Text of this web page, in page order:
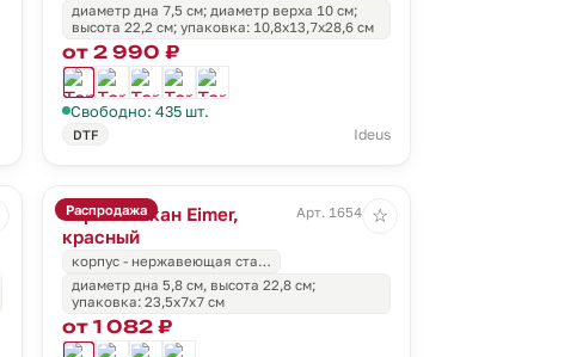
диаметр дна 7,5 см; диаметр верха 10 см;
высота 22,2 см; упаковка: 10,8x13,7x28,6 см
от 2 990 ₽
Свободно: 435 шт.
DTF Ideus
Распродажа
Термостакан Eimer,
красный
Арт. 16541.50
корпус - нержавеющая ста…
диаметр дна 5,8 см, высота 22,8 см;
упаковка: 23,5х7х7 см
от 1 082 ₽
☆